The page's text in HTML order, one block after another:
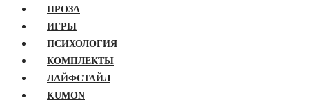
ПРОЗА
ИГРЫ
ПСИХОЛОГИЯ
КОМПЛЕКТЫ
ЛАЙФСТАЙЛ
KUMON